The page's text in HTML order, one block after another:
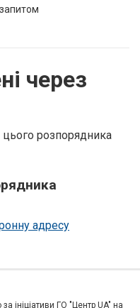
через
розпорядника
адресу
ініціативи ГО "Центр UA" на